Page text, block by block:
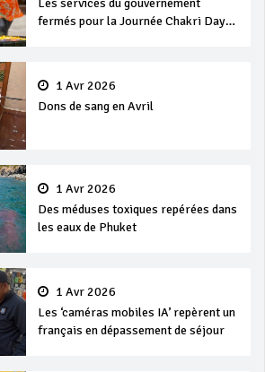
fermés pour la Journée Chakri Day
1 Avr 2026
Dons de sang en Avril
1 Avr 2026
Des méduses toxiques repérées dans
les eaux de Phuket
1 Avr 2026
Les ‘caméras mobiles IA’ repèrent un
français en dépassement de séjour